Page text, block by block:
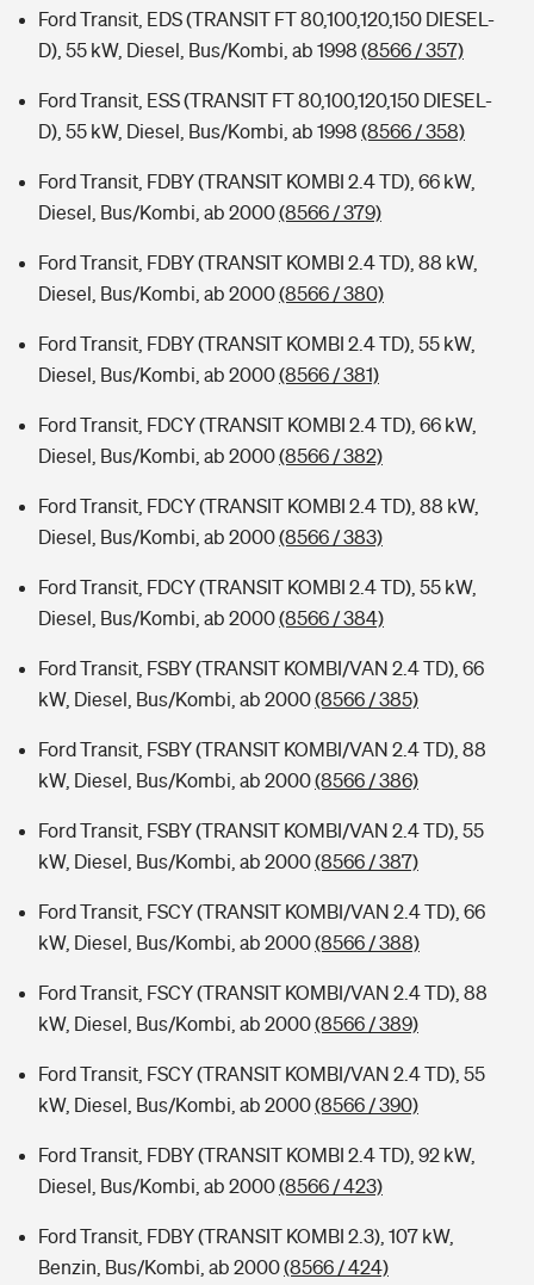
Ford Transit, EDS (TRANSIT FT 80,100,120,150 DIESEL-
D), 55 kW, Diesel, Bus/Kombi, ab 1998 (8566 / 357)
Ford Transit, ESS (TRANSIT FT 80,100,120,150 DIESEL-
D), 55 kW, Diesel, Bus/Kombi, ab 1998 (8566 / 358)
Ford Transit, FDBY (TRANSIT KOMBI 2.4 TD), 66 kW,
Diesel, Bus/Kombi, ab 2000(8566 / 379)
Ford Transit, FDBY (TRANSIT KOMBI 2.4 TD), 88 kW,
Diesel, Bus/Kombi, ab 2000(8566 / 380)
Ford Transit, FDBY (TRANSIT KOMBI 2.4 TD), 55 kW,
Diesel, Bus/Kombi, ab 2000(8566 / 381)
Ford Transit, FDCY (TRANSIT KOMBI 2.4 TD), 66 kW,
Diesel, Bus/Kombi, ab 2000(8566 / 382)
Ford Transit, FDCY (TRANSIT KOMBI 2.4 TD), 88 kW,
Diesel, Bus/Kombi, ab 2000(8566 / 383)
Ford Transit, FDCY (TRANSIT KOMBI 2.4 TD), 55 kW,
Diesel, Bus/Kombi, ab 2000(8566 / 384)
Ford Transit, FSBY (TRANSIT KOMBI/VAN 2.4 TD), 66
kW, Diesel, Bus/Kombi, ab 2000(8566 / 385)
Ford Transit, FSBY (TRANSIT KOMBI/VAN 2.4 TD), 88
kW, Diesel, Bus/Kombi, ab 2000(8566 / 386)
Ford Transit, FSBY (TRANSIT KOMBI/VAN 2.4 TD), 55
kW, Diesel, Bus/Kombi, ab 2000(8566 / 387)
Ford Transit, FSCY (TRANSIT KOMBI/VAN 2.4 TD), 66
kW, Diesel, Bus/Kombi, ab 2000(8566 / 388)
Ford Transit, FSCY (TRANSIT KOMBI/VAN 2.4 TD), 88
kW, Diesel, Bus/Kombi, ab 2000(8566 / 389)
Ford Transit, FSCY (TRANSIT KOMBI/VAN 2.4 TD), 55
kW, Diesel, Bus/Kombi, ab 2000(8566 / 390)
Ford Transit, FDBY (TRANSIT KOMBI 2.4 TD), 92 kW,
Diesel, Bus/Kombi, ab 2000(8566 / 423)
Ford Transit, FDBY (TRANSIT KOMBI 2.3), 107 kW,
Benzin, Bus/Kombi, ab 2000(8566 / 424)